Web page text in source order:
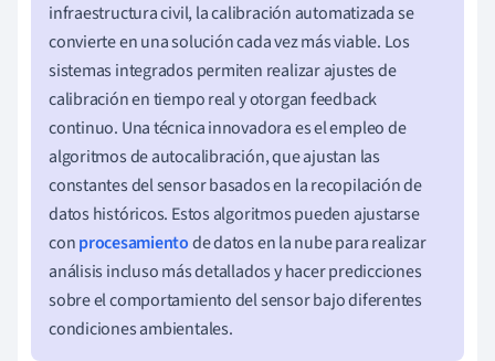
infraestructura civil, la calibración automatizada se
convierte en una solución cada vez más viable. Los
sistemas integrados permiten realizar ajustes de
calibración en tiempo real y otorgan feedback
continuo. Una técnica innovadora es el empleo de
algoritmos de autocalibración, que ajustan las
constantes del sensor basados en la recopilación de
datos históricos. Estos algoritmos pueden ajustarse
conprocesamientode datos en la nube para realizar
análisis incluso más detallados y hacer predicciones
sobre el comportamiento del sensor bajo diferentes
condiciones ambientales.